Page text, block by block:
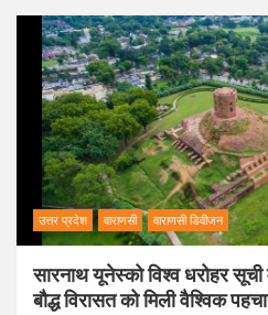
उत्तर प्रदेश वाराणसी वाराणसी डिवीजन
सारनाथ यूनेस्को विश्व धरोहर
बौद्ध विरासत को मिली वैश्विक